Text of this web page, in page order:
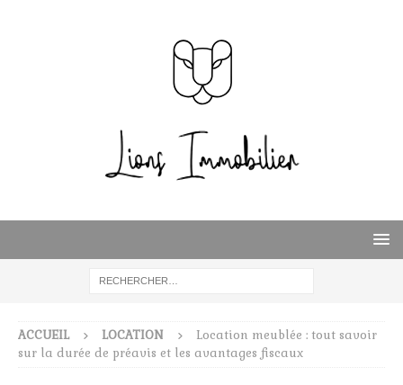
ACCUEIL LOCATION
Location meublée : tout savoir
sur la durée de préavis et les avantages fiscaux